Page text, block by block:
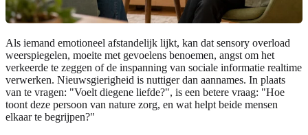
Als iemand emotioneel afstandelijk lijkt, kan dat sensory overload
weerspiegelen, moeite met gevoelens benoemen, angst om het
verkeerde te zeggen of de inspanning van sociale informatie realtime
verwerken. Nieuwsgierigheid is nuttiger dan aannames. In plaats
van te vragen: "Voelt diegene liefde?", is een betere vraag: "Hoe
toont deze persoon van nature zorg, en wat helpt beide mensen
elkaar te begrijpen?"